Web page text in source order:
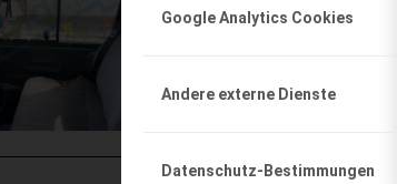
Google Analytics Cookies
Andere externe Dienste
Datenschutz-Bestimmungen